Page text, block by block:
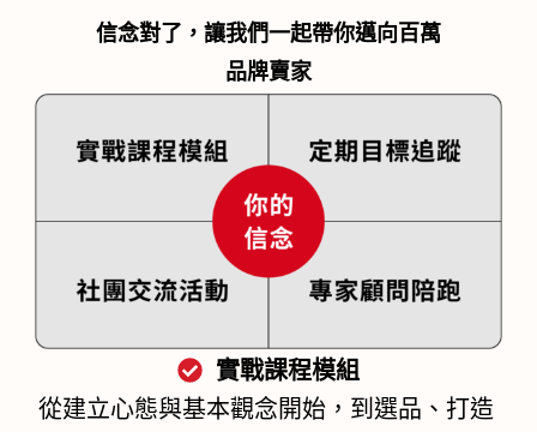
信念對了，讓我們一起帶你邁向百萬
品牌賣家
實戰課程模組
從建立心態與基本觀念開始，到選品、打造